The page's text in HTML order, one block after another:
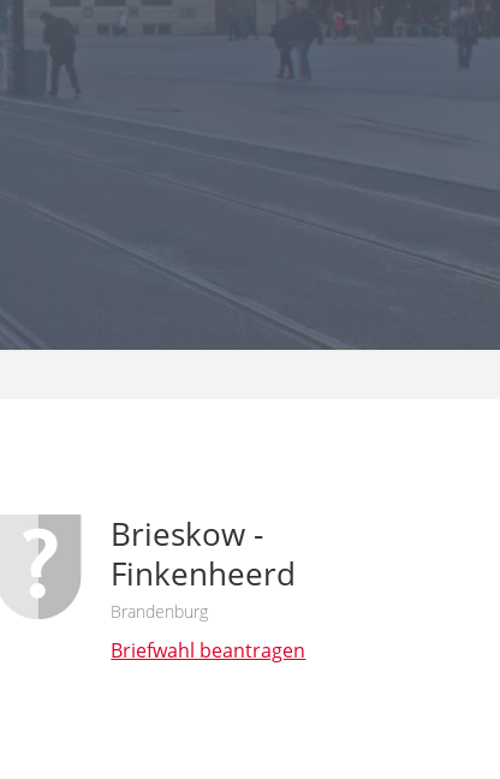
Brieskow -
Finkenheerd
Brandenburg
Briefwahl beantragen